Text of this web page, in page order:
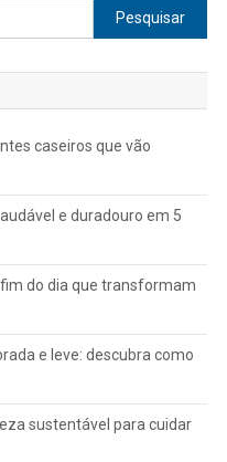
Pesquisar
por:
caseiros que vão
e duradouro em 5
do dia que transformam
e leve: descubra como
sustentável para cuidar